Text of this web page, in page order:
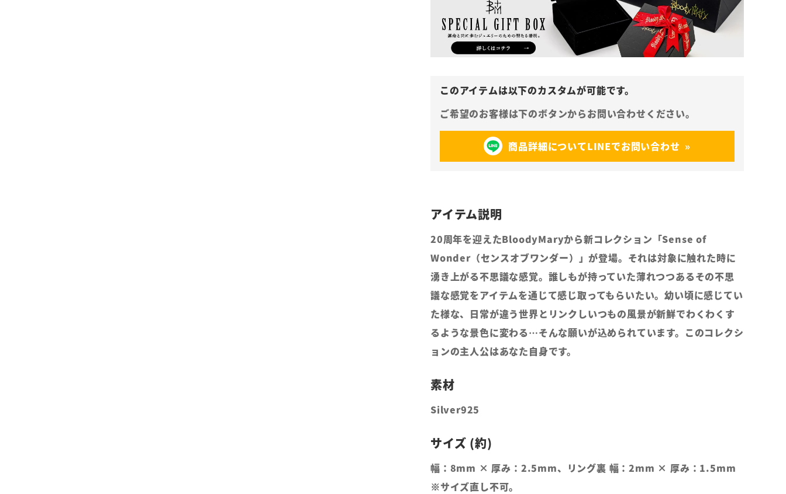
商品詳細についてLINEでお問い合わせ
20周年を迎えたBloodyMaryから新コレクション「Sense of
Wonder（センスオブワンダー）」が登場。それは対象に触れた時に
湧き上がる不思議な感覚。誰しもが持っていた薄れつつあるその不思
議な感覚をアイテムを通じて感じ取ってもらいたい。幼い頃に感じてい
た様な、日常が違う世界とリンクしいつもの風景が新鮮でわくわくす
るような景色に変わる…そんな願いが込められています。このコレクシ
ョンの主人公はあなた自身です。
Silver925
幅：8mm × 厚み：2.5mm、リング裏 幅：2mm × 厚み：1.5mm
※サイズ直し不可。